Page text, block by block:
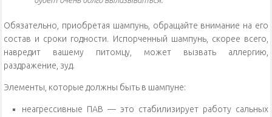
Обязательно, приобретая шампунь, обращайте внимание на его
состав и сроки годности. Испорченный шампунь, скорее всего,
навредит вашему питомцу, может вызвать аллергию,
раздражение, зуд.
Элементы, которые должны быть в шампуне:
неагрессивные ПАВ — это стабилизирует работу сальных